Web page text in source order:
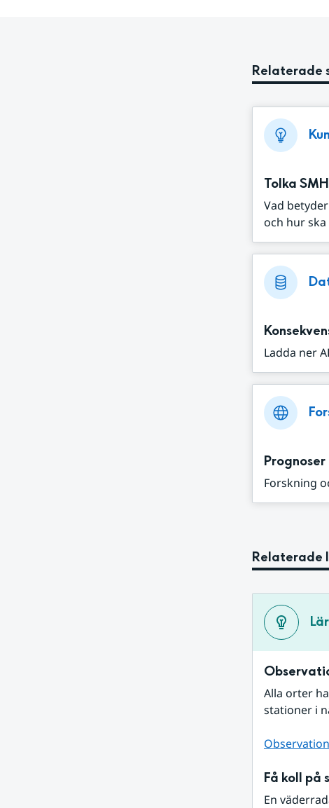
Relaterade
Tolka
Vad
och hur
Ladda ner
Forskning
Relaterade
Alla orter
stationer i
Få koll på
En